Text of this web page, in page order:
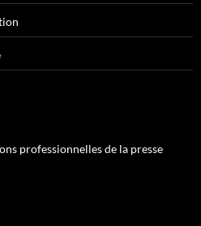
professionnelles de la presse